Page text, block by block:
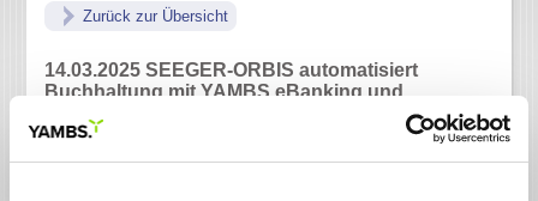
Zurück zur Übersicht
14.03.2025SEEGER-ORBIS automatisiert
Buchhaltung mit YAMBS.eBanking und
Stuttgart, 14. März 2025 – SEEGER-ORBIS, Weltmarktführer